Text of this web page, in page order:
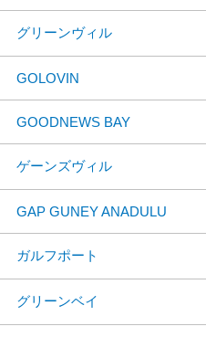
グリーンヴィル
GOLOVIN
GOODNEWS BAY
ゲーンズヴィル
GAP GUNEY ANADULU
ガルフポート
グリーンベイ